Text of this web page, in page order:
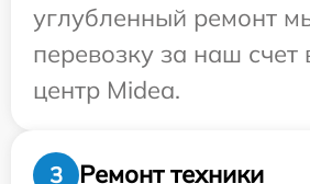
углубленный ремонт
перевозку за наш счет
центр Midea.
3 Ремонт техники